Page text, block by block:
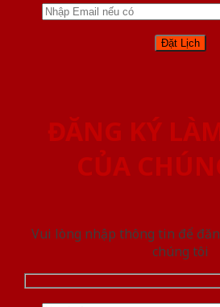
ĐĂNG KÝ
CỦA
Vui lòng nhập thông tin để
chúng tôi